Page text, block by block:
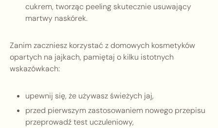
cukrem, tworząc peeling skutecznie usuwający
martwy naskórek.
Zanim zaczniesz korzystać z domowych kosmetyków
opartych na jajkach, pamiętaj o kilku istotnych
wskazówkach:
upewnij się, że używasz świeżych jaj,
przed pierwszym zastosowaniem nowego przepisu
przeprowadź test uczuleniowy,